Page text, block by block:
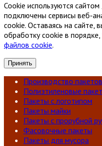
Cookie используются
подключены сервисы веб-
cookie. Оставаясь на сайте,
обработку cookie в порядке,
файлов cookie.
Принять
Производство пакетов
Полиэтиленовые
Пакеты с логотипом
Пакеты майки
Пакеты с прорубной
Фасовочные пакеты
Пакеты для мусора